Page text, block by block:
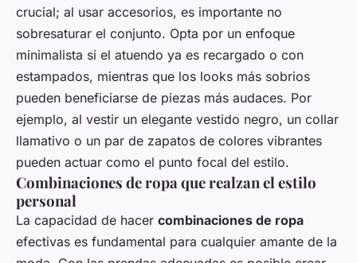
crucial; al usar accesorios, es importante no
sobresaturar el conjunto. Opta por un enfoque
minimalista si el atuendo ya es recargado o con
estampados, mientras que los looks más sobrios
pueden beneficiarse de piezas más audaces. Por
ejemplo, al vestir un elegante vestido negro, un collar
llamativo o un par de zapatos de colores vibrantes
pueden actuar como el punto focal del estilo.
Combinaciones de ropa que realzan el estilo
personal
La capacidad de hacer combinaciones de ropa
efectivas es fundamental para cualquier amante de la